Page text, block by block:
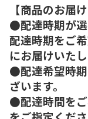
【商品のお届
●配達時期が選
配達時期をご
にお届けいたし
●配達希望時
ざいます。
●配達時間を